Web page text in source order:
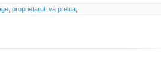
proprietarul va prelua